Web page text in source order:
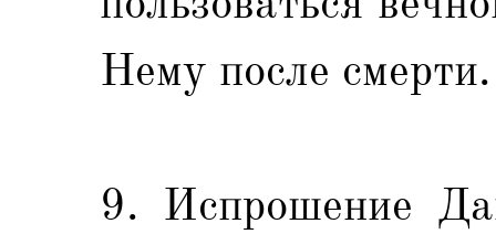
Нему после смерти.
9. Испрошение